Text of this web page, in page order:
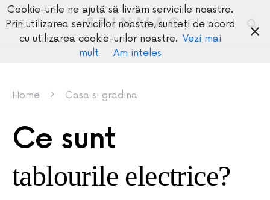
SPINMAG
Home Casa si gradina
Ce sunt
tablourile electrice?
Cookie-urile ne ajută să livrăm serviciile noastre.
Prin utilizarea serviciilor noastre, sunteți de acord
cu utilizarea cookie-urilor noastre. Vezi mai
mult
Am inteles